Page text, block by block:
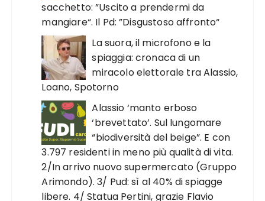
sacchetto: ”Uscito a prendermi da
mangiare“. Il Pd: ”Disgustoso affronto“
La suora, il microfono e la
spiaggia: cronaca di un
miracolo elettorale tra Alassio,
Loano, Spotorno
Alassio ‘manto erboso
‘brevettato’. Sul lungomare
“biodiversità del beige”. E con
3.797 residenti in meno più qualità di vita.
2/In arrivo nuovo supermercato (Gruppo
Arimondo). 3/ Pud: sì al 40% di spiagge
libere. 4/ Statua Pertini, grazie Flavio